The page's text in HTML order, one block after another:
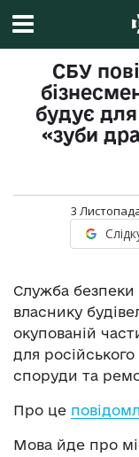
СБУ
будує для
«зуби
3
Служба безпеки
власнику
окупованій
для
споруди та
Про це
Мова йде про